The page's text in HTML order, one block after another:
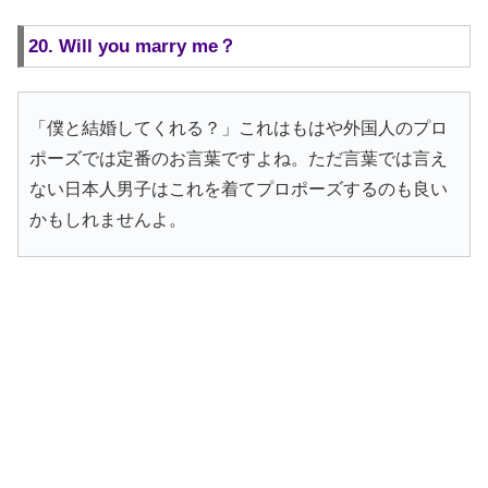
20. Will you marry me？
「僕と結婚してくれる？」これはもはや外国人のプロ
ポーズでは定番のお言葉ですよね。ただ言葉では言え
ない日本人男子はこれを着てプロポーズするのも良い
かもしれませんよ。